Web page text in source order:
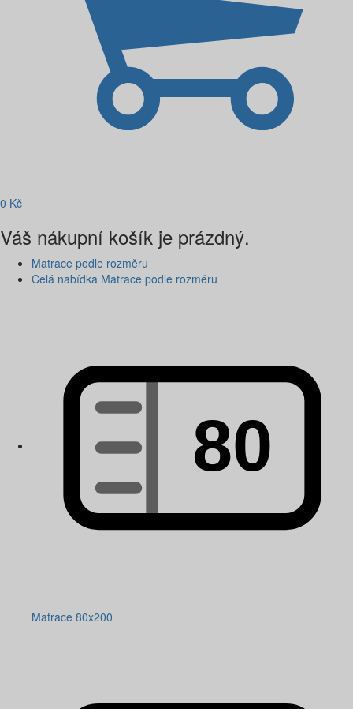
0 Kč
Váš nákupní košík je prázdný.
Matrace podle rozměru
Celá nabídka Matrace podle rozměru
Matrace 80x200